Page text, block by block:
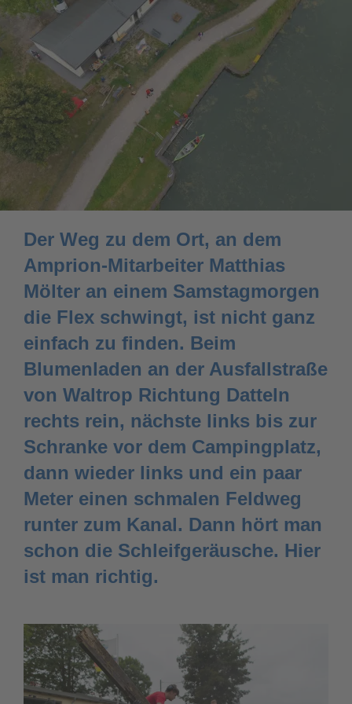
Der Weg zu dem Ort, an dem
Amprion-Mitarbeiter Matthias
Mölter an einem Samstagmorgen
die Flex schwingt, ist nicht ganz
einfach zu finden. Beim
Blumenladen an der Ausfallstraße
von Waltrop Richtung Datteln
rechts rein, nächste links bis zur
Schranke vor dem Campingplatz,
dann wieder links und ein paar
Meter einen schmalen Feldweg
runter zum Kanal. Dann hört man
schon die Schleifgeräusche. Hier
ist man richtig.